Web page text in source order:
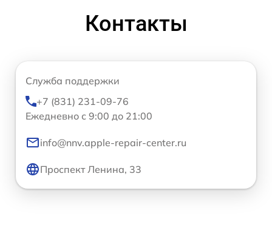
Контакты
Служба поддержки
+7 (831) 231-09-76
Ежедневно с 9:00 до 21:00
info@nnv.apple-repair-center.ru
Проспект Ленина, 33